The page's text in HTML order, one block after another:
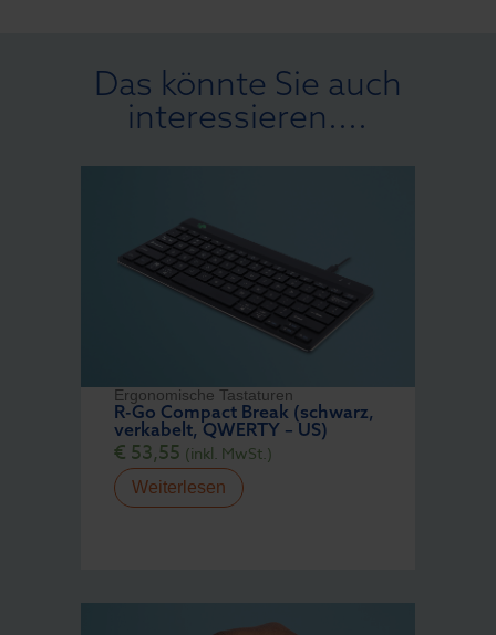
Das könnte Sie auch
interessieren....
Ergonomische Tastaturen
R-Go Compact Break (schwarz,
verkabelt, QWERTY – US)
€ 53,55 (inkl. MwSt.)
Weiterlesen